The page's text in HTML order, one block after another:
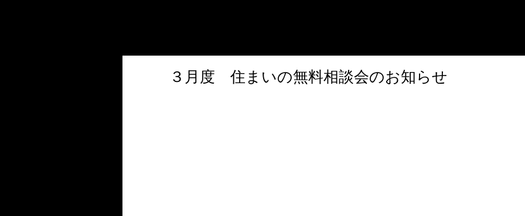
３月度 住まいの無料相談会のお知らせ